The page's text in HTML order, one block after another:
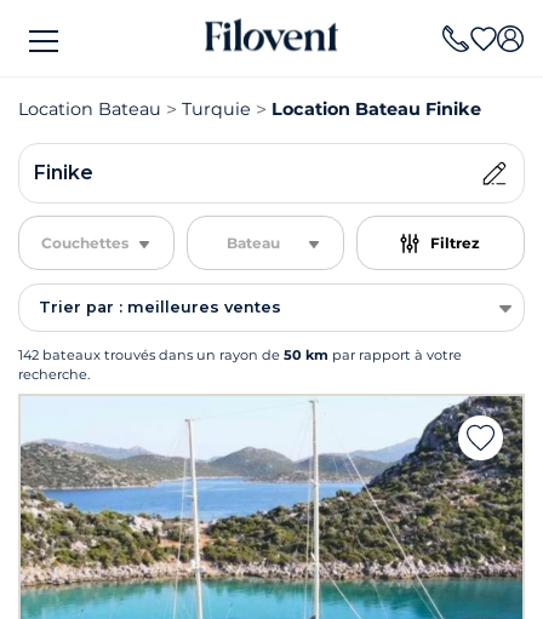
Location Bateau Turquie Location Bateau Finike
Finike
Couchettes Bateau Filtrez
Trier par : meilleures ventes
142 bateaux trouvés dans un rayon de 50 km par rapport à votre
recherche.